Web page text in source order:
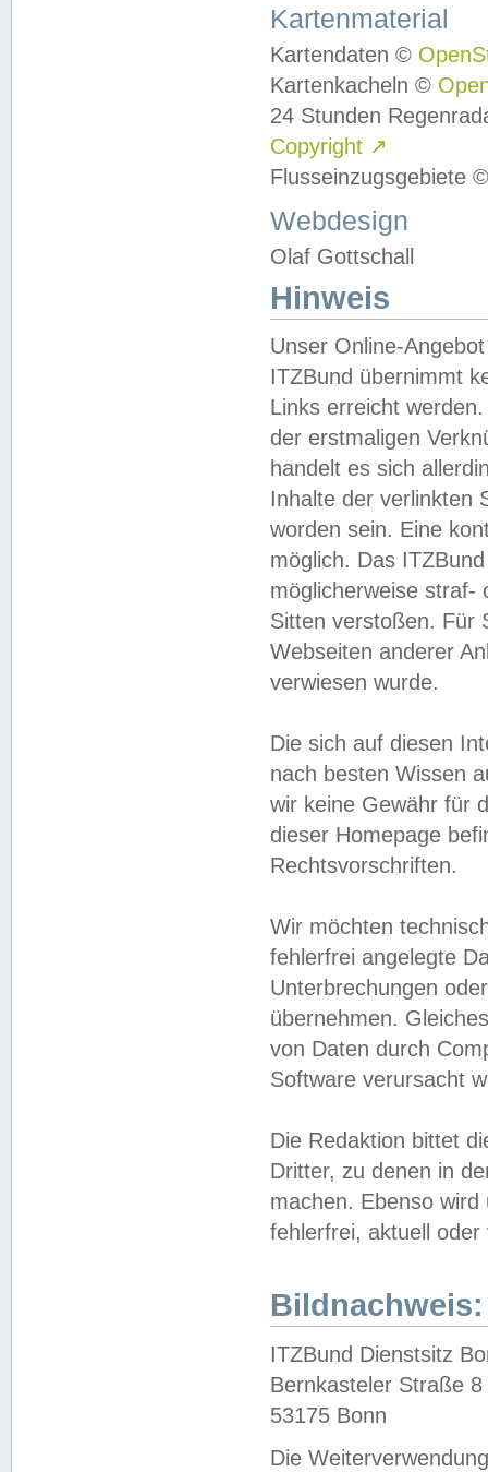
Kartenmaterial
Kartendaten ©
Kartenkacheln ©
24 Stunden
Copyright ↗
Flusseinzugsgebiete
Webdesign
Olaf Gottschall
Hinweis
Unser Online-
ITZBund übernimmt
Links erreicht
der erstmaligen
handelt es sich
Inhalte der verlinkten
worden sein. Eine
möglich. Das
möglicherweise straf-
Sitten verstoßen. Für
Webseiten anderer
verwiesen wurde.
Die sich auf diesen
nach besten Wissen
wir keine Gewähr für
dieser Homepage
Rechtsvorschriften.
Wir möchten
fehlerfrei angelegte
Unterbrechungen
übernehmen.
von Daten durch
Software verursacht
Die Redaktion bittet
Dritter, zu denen in
machen. Ebenso
fehlerfrei, aktuell oder
Bildnachweis:
ITZBund Dienstsitz
Bernkasteler Straße 8
53175 Bonn
Die